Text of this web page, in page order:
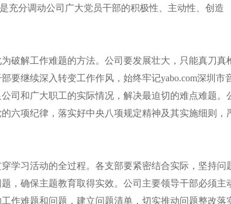
充分调动公司广大党员干部的积极性、主动性、创造
破解工作难题的方法。公司要发展壮大，只能真刀真
要继续深入转变工作作风，始终牢记yabo.com深圳市
司和广大职工的实际情况，解决最迫切的难点难题。
六项纪律，落实好中央八项规定精神及其实施细则，
学习活动的全过程。各支部要紧密结合实际，坚持问
，确保主题教育取得实效。公司主要领导干部必须主
作难题和问题，建立问题清单，切实推动问题整改落